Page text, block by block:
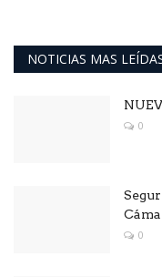
NOTICIAS MAS
0
0